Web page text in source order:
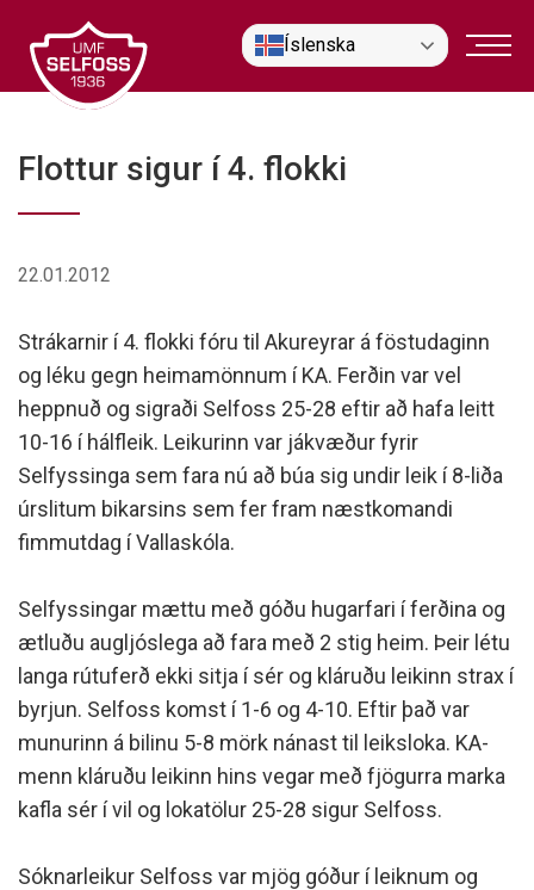
efni
Íslenska
Flottur sigur í 4. flokki
22.01.2012
Strákarnir í 4. flokki fóru til Akureyrar á föstudaginn
og léku gegn heimamönnum í KA. Ferðin var vel
heppnuð og sigraði Selfoss 25-28 eftir að hafa leitt
10-16 í hálfleik. Leikurinn var jákvæður fyrir
Selfyssinga sem fara nú að búa sig undir leik í 8-liða
úrslitum bikarsins sem fer fram næstkomandi
fimmutdag í Vallaskóla.
Selfyssingar mættu með góðu hugarfari í ferðina og
ætluðu augljóslega að fara með 2 stig heim. Þeir létu
langa rútuferð ekki sitja í sér og kláruðu leikinn strax í
byrjun. Selfoss komst í 1-6 og 4-10. Eftir það var
munurinn á bilinu 5-8 mörk nánast til leiksloka. KA-
menn kláruðu leikinn hins vegar með fjögurra marka
kafla sér í vil og lokatölur 25-28 sigur Selfoss.
Sóknarleikur Selfoss var mjög góður í leiknum og